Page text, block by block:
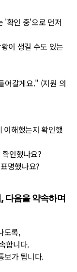
확인했나요?
표명했나요?
음을 약속하며
도록,
합니다.
보가 됩니다.